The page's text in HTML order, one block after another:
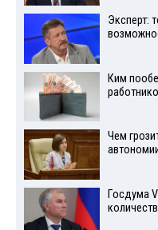
Эксперт:
Ким
Чем
Госдума